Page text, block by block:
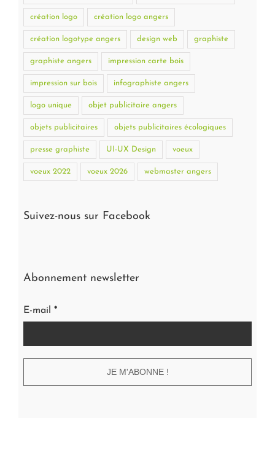
création logo création logo angers
création logotype angers design web graphiste
graphiste angers impression carte bois
impression sur bois infographiste angers
logo unique objet publicitaire angers
objets publicitaires objets publicitaires écologiques
presse graphiste UI-UX Design voeux
voeux 2022 voeux 2026 webmaster angers
Suivez-nous sur Facebook
Abonnement newsletter
E-mail *